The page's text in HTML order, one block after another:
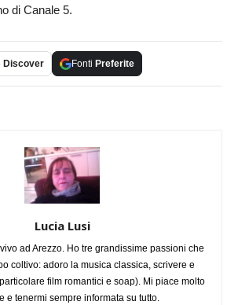
di Canale 5.
Discover Fonti Preferite
Lucia Lusi
ad Arezzo. Ho tre grandissime passioni che
coltivo: adoro la musica classica, scrivere e
film romantici e soap). Mi piace molto
e tenermi sempre informata su tutto.